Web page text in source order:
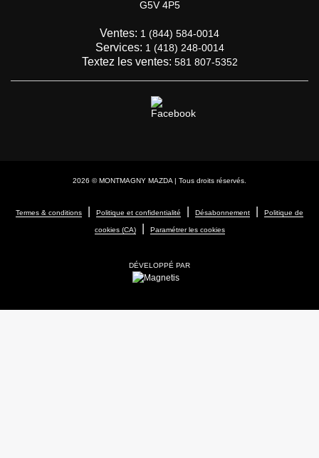
G5V 4P5
Ventes: 1 (844) 584-0014
Services: 1 (418) 248-0014
Textez les ventes: 581 807-5352
2026 © MONTMAGNY MAZDA | Tous droits réservés.
Termes & conditions Politique et confidentialité Désabonnement Politique de
cookies (CA)| Paramétrer les cookies
DÉVELOPPÉ PAR